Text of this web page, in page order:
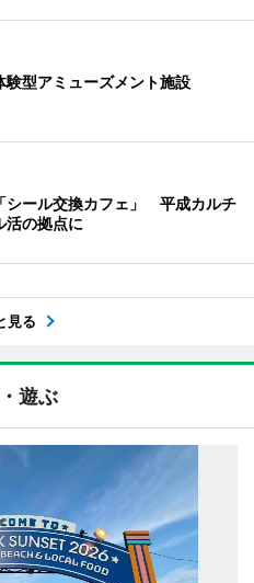
験型アミューズメント施設
シール交換カフェ」 平成カルチ
活の拠点に
見る
遊ぶ